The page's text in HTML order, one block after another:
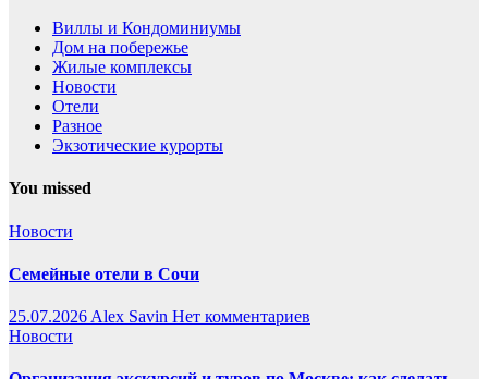
Виллы и Кондоминиумы
Дом на побережье
Жилые комплексы
Новости
Отели
Разное
Экзотические курорты
You missed
Новости
Семейные отели в Сочи
25.07.2026 Alex Savin Нет комментариев
Новости